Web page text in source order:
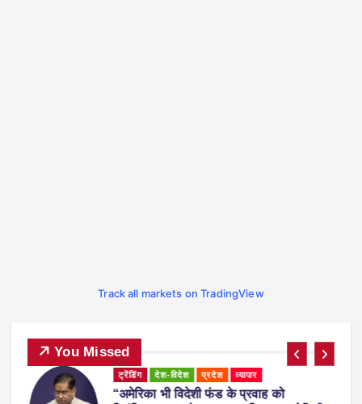
Track all markets on TradingView
You Missed
ट्रेंडिंग देश-विदेश प्रदेश महाराष्ट्र
महाराष्ट्र में नकली ‘एनालॉग पनीर’ पर 1 साल